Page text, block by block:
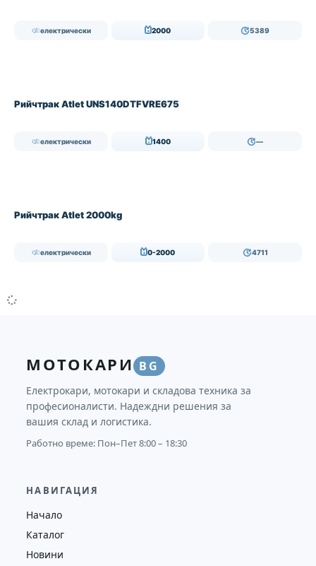
електрически 2000 5389
Рийчтрак Atlet UNS140DTFVRE675
електрически 1400 —
Рийчтрак Atlet 2000kg
електрически 0-2000 4711
МОТОКАРИ BG
Електрокари, мотокари и складова техника за
професионалисти. Надеждни решения за
вашия склад и логистика.
Работно време: Пон–Пет 8:00 – 18:30
НАВИГАЦИЯ
Начало
Каталог
Новини